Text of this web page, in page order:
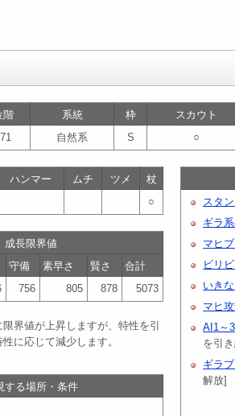
階 系統 枠
スカウト
自然系 S ○
ハンマー ムチ ツメ
杖
○
成長限界値
守備 素早さ 賢さ
合計
756 805 878 5073
界値が上昇しますが、特性を引
に応じて減少します。
する場所・条件
スタ
ギラ
マヒ
ビリ
いき
マヒ
AI1～
を引
ギラ
解放]